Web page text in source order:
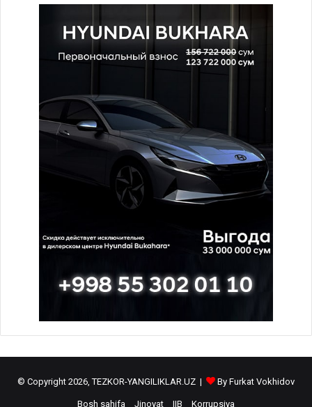
© Copyright 2026, TEZKOR-YANGILIKLAR.UZ | By Furkat Vokhidov
Bosh sahifa Jinoyat IIB Korrupsiya